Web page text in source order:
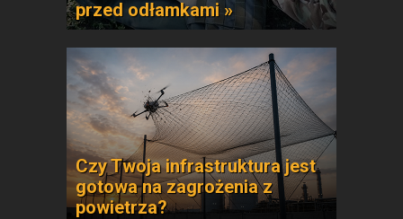
przed odłamkami »
Czy Twoja infrastruktura jest
gotowa na zagrożenia z
powietrza?